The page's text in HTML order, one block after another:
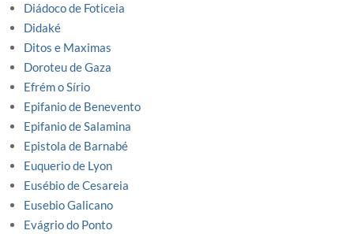
Diádoco de Foticeia
Didaké
Ditos e Maximas
Doroteu de Gaza
Efrém o Sírio
Epifanio de Benevento
Epifanio de Salamina
Epistola de Barnabé
Euquerio de Lyon
Eusébio de Cesareia
Eusebio Galicano
Evágrio do Ponto